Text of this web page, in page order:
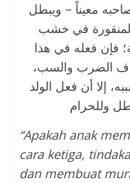
معيناً – ويبطل
في خشب
فإن فعله في هذا
الضرب والسب،
إلا أن فعل الولد
وللحرام
“Apakah anak
cara ketiga,
dan membuat